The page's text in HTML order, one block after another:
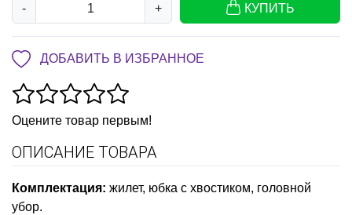
- + КУПИТЬ
ДОБАВИТЬ В ИЗБРАННОЕ
Оцените товар первым!
ОПИСАНИЕ ТОВАРА
Комплектация: жилет, юбка с хвостиком, головной
убор.